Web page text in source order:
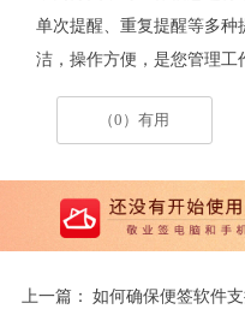
单次提醒、重复提醒等多
洁，操作方便，是您管理工
（0）有用
上一篇： 如何确保便签软件